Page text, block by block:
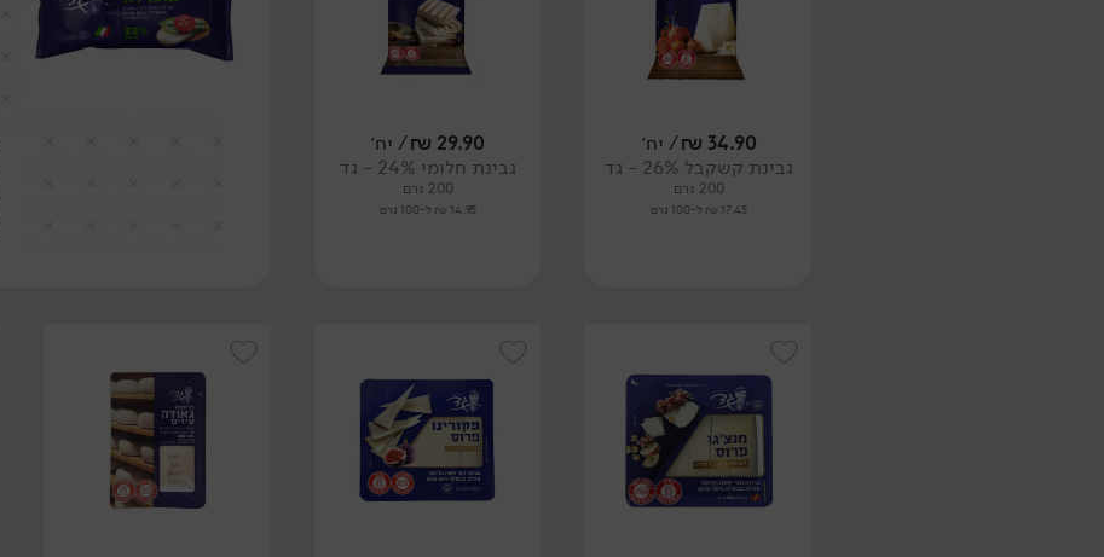
34.90
₪/ יח׳
גבינת קשקבל 26% - גד
200 גרם
17.45 ₪ ל-100 גרם
29.90
₪/ יח׳
גבינת חלומי 24% - גד
200 גרם
14.95 ₪ ל-100 גרם